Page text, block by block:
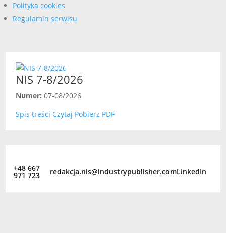
Polityka cookies
Regulamin serwisu
NIS 7-8/2026
Numer: 07-08/2026
Spis treści Czytaj Pobierz PDF
+48 667
971 723 redakcja.nis@industrypublisher.comLinkedIn